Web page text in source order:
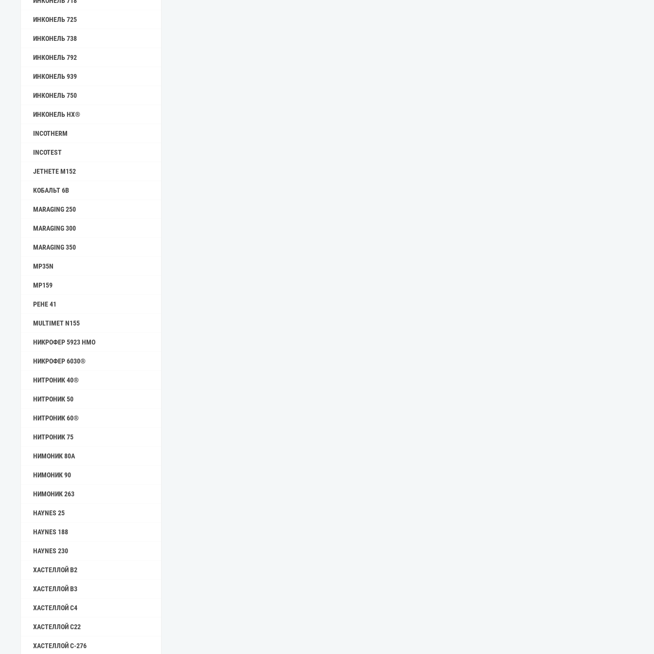
ИНКОНЕЛЬ 725
ИНКОНЕЛЬ 738
ИНКОНЕЛЬ 792
ИНКОНЕЛЬ 939
ИНКОНЕЛЬ 750
ИНКОНЕЛЬ HX®
INCOTHERM
INCOTEST
JETHETE M152
КОБАЛЬТ 6B
MARAGING 250
MARAGING 300
MARAGING 350
MP35N
MP159
РЕНЕ 41
MULTIMET N155
НИКРОФЕР 5923 HMO
НИКРОФЕР 6030®
НИТРОНИК 40®
НИТРОНИК 50
НИТРОНИК 60®
НИТРОНИК 75
НИМОНИК 80А
НИМОНИК 90
НИМОНИК 263
HAYNES 25
HAYNES 188
HAYNES 230
ХАСТЕЛЛОЙ B2
ХАСТЕЛЛОЙ B3
ХАСТЕЛЛОЙ C4
ХАСТЕЛЛОЙ C22
ХАСТЕЛЛОЙ C-276